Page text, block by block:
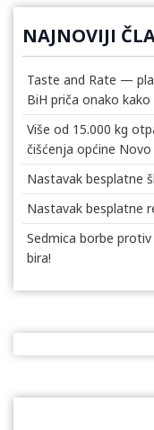
NAJNOVIJI
Taste and Rate —
BiH priča onako kako
Više od 15.000 kg
čišćenja općine Novo
Nastavak besplatne
Nastavak besplatne
Sedmica borbe
bira!